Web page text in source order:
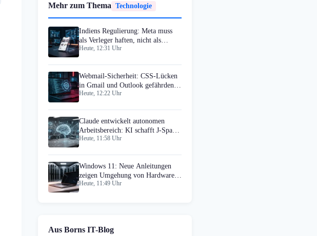
Mehr zum Thema Technologie
Indiens Regulierung: Meta muss
als Verleger haften, nicht als
Postbote
Heute, 12:31 Uhr
Webmail-Sicherheit: CSS-Lücken
in Gmail und Outlook gefährden
Millionen
Heute, 12:22 Uhr
Claude entwickelt autonomen
Arbeitsbereich: KI schafft J-Space
selbst
Heute, 11:58 Uhr
Windows 11: Neue Anleitungen
zeigen Umgehung von Hardware-
Sperren
Heute, 11:49 Uhr
Aus Borns IT-Blog